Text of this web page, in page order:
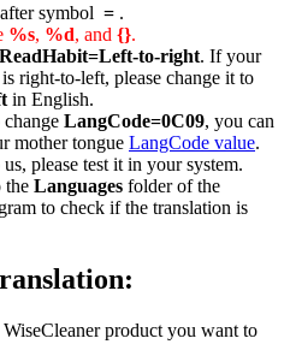
symbol = .
%s, %d, and {}.
ReadHabit=Left-to-right. If your
right-to-left, please change it to
in English.
LangCode=0C09, you can
mother tongue LangCode value.
please test it in your system.
the Languages folder of the
to check if the translation is
product you want to